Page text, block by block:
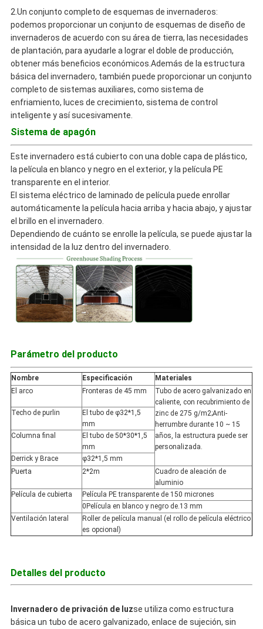
2.Un conjunto completo de esquemas de invernaderos:
podemos proporcionar un conjunto de esquemas de diseño de
invernaderos de acuerdo con su área de tierra, las necesidades
de plantación, para ayudarle a lograr el doble de producción,
obtener más beneficios económicos.Además de la estructura
básica del invernadero, también puede proporcionar un conjunto
completo de sistemas auxiliares, como sistema de
enfriamiento, luces de crecimiento, sistema de control
inteligente y así sucesivamente.
Sistema de apagón
Este invernadero está cubierto con una doble capa de plástico,
la película en blanco y negro en el exterior, y la película PE
transparente en el interior.
El sistema eléctrico de laminado de película puede enrollar
automáticamente la película hacia arriba y hacia abajo, y ajustar
el brillo en el invernadero.
Dependiendo de cuánto se enrolle la película, se puede ajustar la
intensidad de la luz dentro del invernadero.
Parámetro del producto
Nombre Especificación
Materiales
El arco
Fronteras de 45 mm
Tubo de acero galvanizado en
caliente, con recubrimiento de
zinc de 275 g/m2;Anti-
herrumbre durante 10 ~ 15
años, la estructura puede ser
personalizada.
Techo de purlin
El tubo de φ32*1,5
mm
Columna final
El tubo de 50*30*1,5
mm
Derrick y Brace
φ32*1,5 mm
Puerta
2*2m
Cuadro de aleación de
aluminio
Película de cubierta
Película PE transparente de 150 micrones
0Película en blanco y negro de.13 mm
Ventilación lateral
Roller de película manual (el rollo de película eléctrico
es opcional)
Detalles del producto
Invernadero de privación de luzse utiliza como estructura
básica un tubo de acero galvanizado, enlace de sujeción, sin